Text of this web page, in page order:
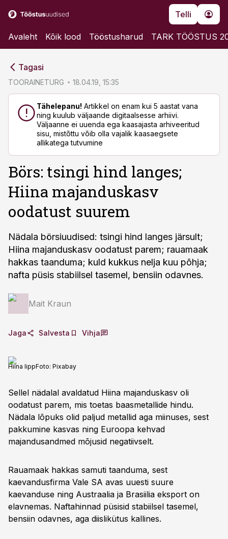
Telli
Avaleht Kõik lood Tööstusharud TARK TÖÖSTUS
Tagasi
TOORAINETURG 18.04.19, 15:35
Tähelepanu! Artikkel on enam kui 5 aastat vana
ning kuulub väljaande digitaalsesse arhiivi.
Väljaanne ei uuenda ega kaasajasta arhiveeritud
sisu, mistõttu võib olla vajalik kaasaegsete
allikatega tutvumine
Börs: tsingi hind langes;
Hiina majanduskasv
oodatust suurem
Nädala börsiuudised: tsingi hind langes järsult;
Hiina majanduskasv oodatust parem; rauamaak
hakkas taanduma; kuld kukkus nelja kuu põhja;
nafta püsis stabiilsel tasemel, bensiin odavnes.
Mait Kraun
Jaga Salvesta Vihja
Hiina lippFoto: Pixabay
Sellel nädalal avaldatud Hiina majanduskasv oli
oodatust parem, mis toetas baasmetallide hindu.
Nädala lõpuks olid paljud metallid aga miinuses, sest
pakkumine kasvas ning Euroopa kehvad
majandusandmed mõjusid negatiivselt.
Rauamaak hakkas samuti taanduma, sest
kaevandusfirma Vale SA avas uuesti suure
kaevanduse ning Austraalia ja Brasiilia eksport on
elavnemas. Naftahinnad püsisid stabiilsel tasemel,
bensiin odavnes, aga diislikütus kallines.